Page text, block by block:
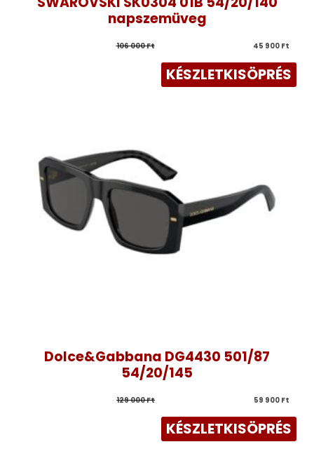
napszemüveg
106 000 Ft 45 900 Ft
KÉSZLETKISÖPRÉS
Dolce&Gabbana DG4430 501/87
54/20/145
129 000 Ft 59 900 Ft
KÉSZLETKISÖPRÉS